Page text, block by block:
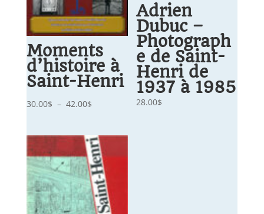
Moments
d’histoire à
Saint-Henri
30.00$ – 42.00$Plage
30.00$
à
42.00$
Adrien
Dubuc –
Photograph
e de Saint-
Henri de
1937 à 1985
28.00$